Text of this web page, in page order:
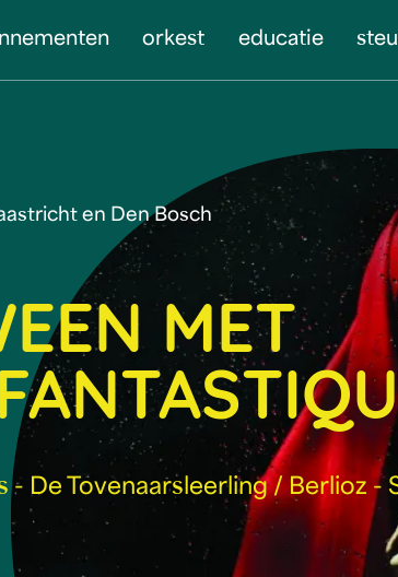
orkest educatie
MET
en Den Bosch
De Tovenaarsleerling / Berlioz -